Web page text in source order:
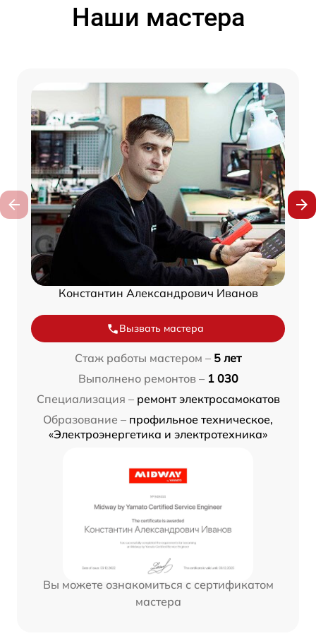
Наши мастера
Константин Александрович Иванов
Вызвать мастера
Стаж работы мастером – 5 лет
Выполнено ремонтов – 1 030
Специализация – ремонт электросамокатов
Образование – профильное техническое,
«Электроэнергетика и электротехника»
Вы можете ознакомиться с сертификатом
мастера